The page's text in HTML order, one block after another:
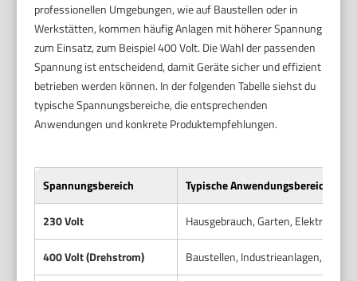
professionellen Umgebungen, wie auf Baustellen oder in
Werkstätten, kommen häufig Anlagen mit höherer Spannung
zum Einsatz, zum Beispiel 400 Volt. Die Wahl der passenden
Spannung ist entscheidend, damit Geräte sicher und effizient
betrieben werden können. In der folgenden Tabelle siehst du
typische Spannungsbereiche, die entsprechenden
Anwendungen und konkrete Produktempfehlungen.
Spannungsbereich Typische Anwendungsbereiche
230 Volt Hausgebrauch, Garten,
400 Volt (Drehstrom) Baustellen, Industrieanlagen,